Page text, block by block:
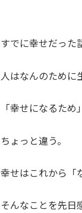
すでに幸せだった
人はなんのために
「幸せになるため
ちょっと違う。
幸せはこれから「
そんなことを先日